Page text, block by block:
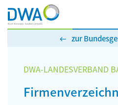
zur
DWA-LANDESVERBAND